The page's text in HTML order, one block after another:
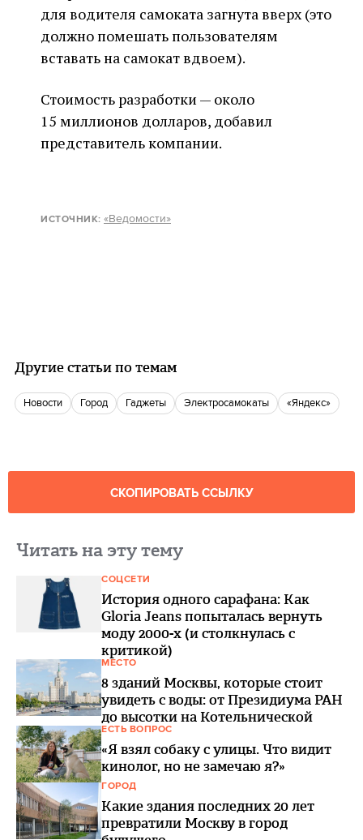
для водителя самоката загнута вверх (это
должно помешать пользователям
вставать на самокат вдвоем).
Стоимость разработки — около
15 миллионов долларов, добавил
представитель компании.
ИСТОЧНИК: «Ведомости»
Другие статьи по темам
новости город гаджеты Электросамокаты «Яндекс»
СКОПИРОВАТЬ ССЫЛКУ
Читать на эту тему
СОЦСЕТИ
История одного сарафана: Как
Gloria Jeans попыталась вернуть
моду 2000-х (и столкнулась с
критикой)
МЕСТО
8 зданий Москвы, которые стоит
увидеть с воды: от Президиума РАН
до высотки на Котельнической
ЕСТЬ ВОПРОС
«Я взял собаку с улицы. Что видит
кинолог, но не замечаю я?»
ГОРОД
Какие здания последних 20 лет
превратили Москву в город